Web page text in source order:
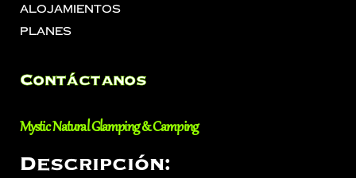
Alojamientos
Planes
Contáctanos
Mystic Natural Glamping & Camping
Descripción: